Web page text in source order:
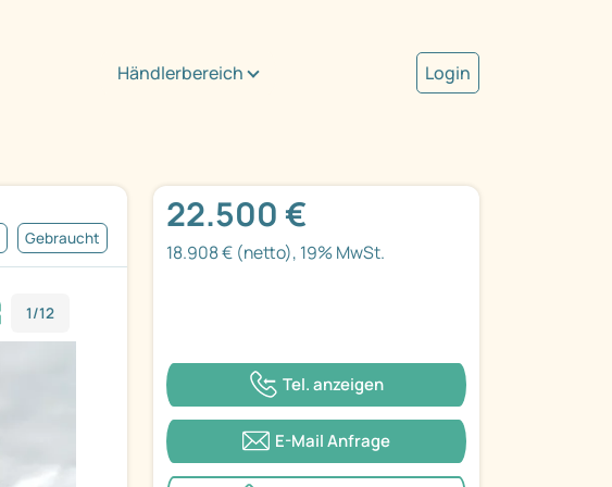
Händlerbereich Login
Gebraucht
1/12
22.500 €
18.908 € (netto), 19% MwSt.
Tel. anzeigen
E-Mail Anfrage